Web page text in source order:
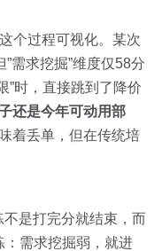
个过程可视化。某次
需求挖掘”维度仅58分
时，直接跳到了降价
还是今年可动用部
着丢单，但在传统培
不是打完分就结束，而
：需求挖掘弱，就进